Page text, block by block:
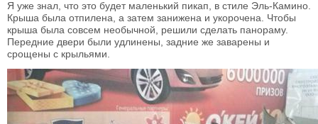
Я уже знал, что это будет маленький пикап, в стиле Эль-Камино.
Крыша была отпилена, а затем занижена и укорочена. Чтобы
крыша была совсем необычной, решили сделать панораму.
Передние двери были удлинены, задние же заварены и
срощены с крыльями.